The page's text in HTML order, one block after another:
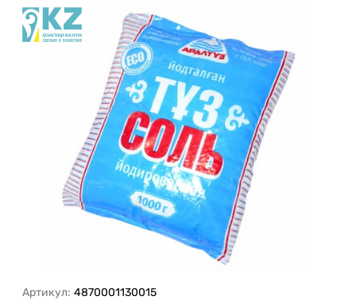
Артикул: 4870001130015